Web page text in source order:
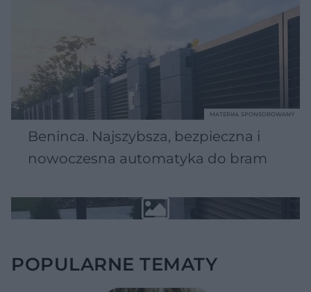
Beninca. Najszybsza, bezpieczna i
nowoczesna automatyka do bram
MATERIAŁ SPONSOROWANY
POPULARNE TEMATY